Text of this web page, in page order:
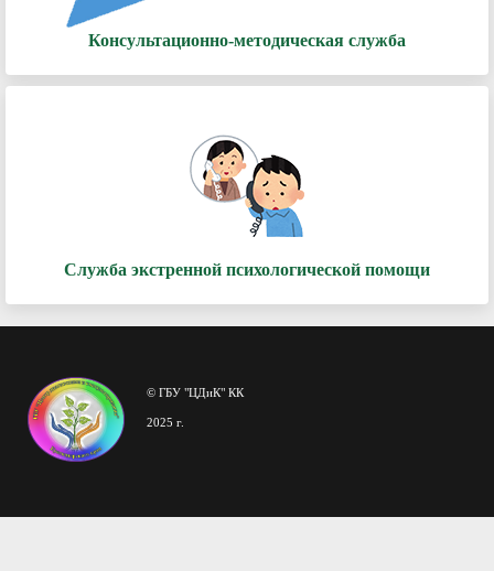
Консультационно-методическая служба
Служба экстренной психологической помощи
© ГБУ "ЦДиК" КК
2025 г.